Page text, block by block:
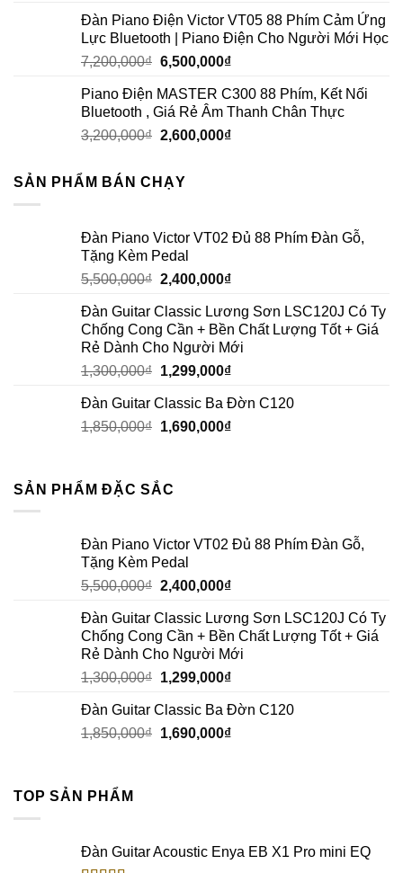
Đàn Piano Điện Victor VT05 88 Phím Cảm Ứng
Lực Bluetooth | Piano Điện Cho Người Mới Học
7,200,000₫ 6,500,000₫
Piano Điện MASTER C300 88 Phím, Kết Nối
Bluetooth , Giá Rẻ Âm Thanh Chân Thực
3,200,000₫ 2,600,000₫
SẢN PHẨM BÁN CHẠY
Đàn Piano Victor VT02 Đủ 88 Phím Đàn Gỗ,
Tặng Kèm Pedal
5,500,000₫ 2,400,000₫
Đàn Guitar Classic Lương Sơn LSC120J Có Ty
Chống Cong Cần + Bền Chất Lượng Tốt + Giá
Rẻ Dành Cho Người Mới
1,300,000₫ 1,299,000₫
Đàn Guitar Classic Ba Đờn C120
1,850,000₫ 1,690,000₫
SẢN PHẨM ĐẶC SẮC
Đàn Piano Victor VT02 Đủ 88 Phím Đàn Gỗ,
Tặng Kèm Pedal
5,500,000₫ 2,400,000₫
Đàn Guitar Classic Lương Sơn LSC120J Có Ty
Chống Cong Cần + Bền Chất Lượng Tốt + Giá
Rẻ Dành Cho Người Mới
1,300,000₫ 1,299,000₫
Đàn Guitar Classic Ba Đờn C120
1,850,000₫ 1,690,000₫
TOP SẢN PHẨM
Đàn Guitar Acoustic Enya EB X1 Pro mini EQ